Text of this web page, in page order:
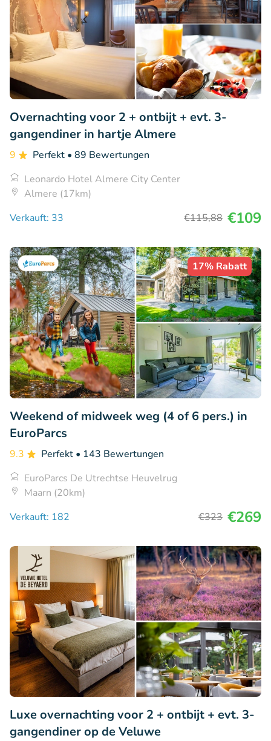
Overnachting voor 2 + ontbijt + evt. 3-
gangendiner in hartje Almere
9 Perfekt • 89 Bewertungen
Leonardo Hotel Almere City Center
Almere (17km)
Verkauft: 33
€115,88 €109
17% Rabatt
Weekend of midweek weg (4 of 6 pers.) in
EuroParcs
9.3 Perfekt • 143 Bewertungen
EuroParcs De Utrechtse Heuvelrug
Maarn (20km)
Verkauft: 182
€323 €269
Luxe overnachting voor 2 + ontbijt + evt. 3-
gangendiner op de Veluwe